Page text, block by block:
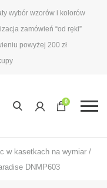
wybór wzorów i kolorów
zamówień “od ręki”
powyżej 200 zł
0
w kasetkach na wymiar /
DNMP603